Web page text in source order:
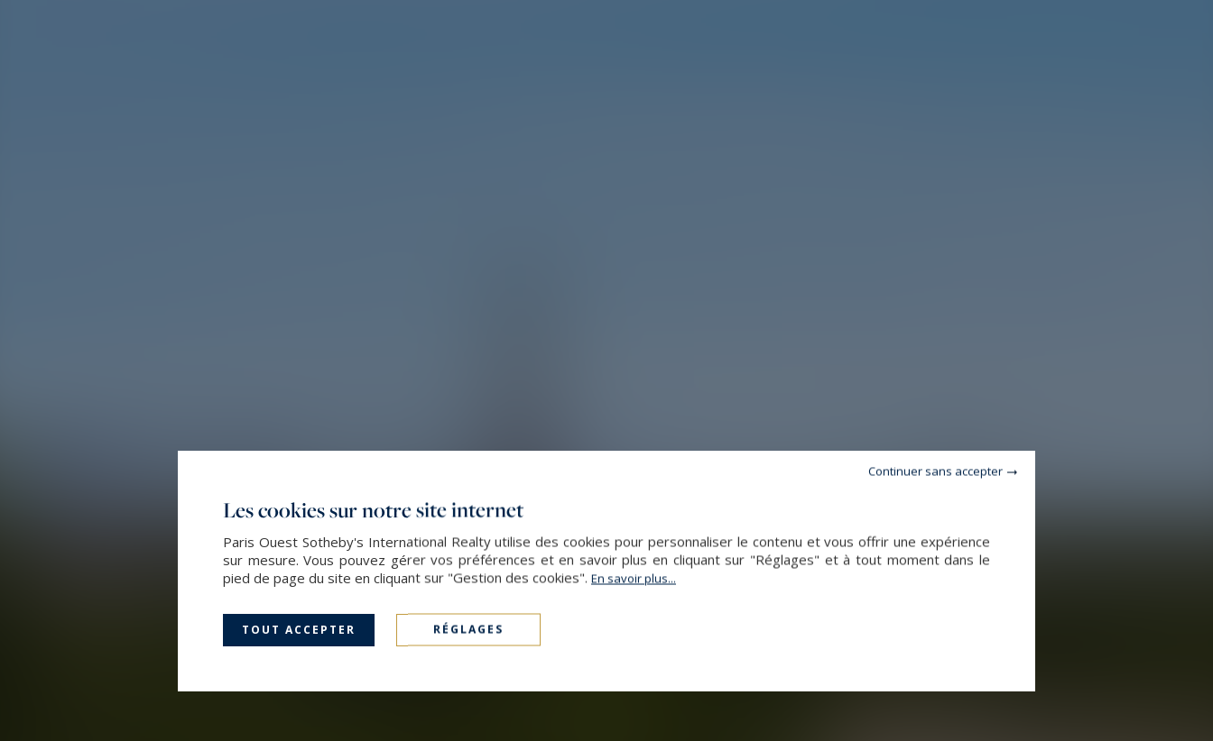
Les cookies sur notre site internet
Paris Ouest Sotheby's International Realty utilise des cookies pour personnaliser le contenu et vous offrir une expérience
sur mesure. Vous pouvez gérer vos préférences et en savoir plus en cliquant sur "Réglages" et à tout moment dans le
pied de page du site en cliquant sur "Gestion des cookies". En savoir plus...
TOUT ACCEPTER RÉGLAGES
Continuer sans accepter